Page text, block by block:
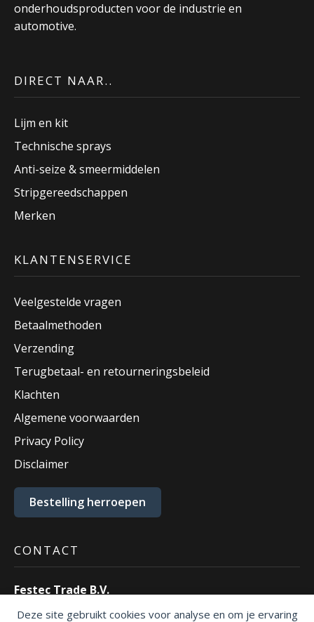
Deze site gebruikt cookies voor analyse en om je ervaring
onderhoudsproducten voor de industrie en
automotive.
DIRECT NAAR..
Lijm en kit
Technische sprays
Anti-seize & smeermiddelen
Stripgereedschappen
Merken
KLANTENSERVICE
Veelgestelde vragen
Betaalmethoden
Verzending
Terugbetaal- en retourneringsbeleid
Klachten
Algemene voorwaarden
Privacy Policy
Disclaimer
Bestelling herroepen
CONTACT
Festec Trade B.V.